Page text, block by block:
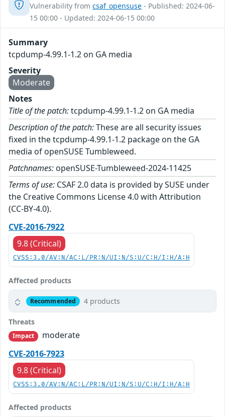
Vulnerability from csaf_opensuse - Published: 2024-06-
15 00:00 - Updated: 2024-06-15 00:00
Summary
tcpdump-4.99.1-1.2 on GA media
Severity
Moderate
Notes
Title of the patch:tcpdump-4.99.1-1.2 on GA media
Description of the patch:These are all security issues
fixed in the tcpdump-4.99.1-1.2 package on the GA
media of openSUSE Tumbleweed.
Patchnames: openSUSE-Tumbleweed-2024-11425
Terms of use: CSAF 2.0 data is provided by SUSE under
the Creative Commons License 4.0 with Attribution
(CC-BY-4.0).
CVE-2016-7922
9.8 (Critical)
CVSS:3.0/AV:N/AC:L/PR:N/UI:N/S:U/C:H/I:H/A:H
Affected products
Recommended 4 products
Threats
Impact
moderate
CVE-2016-7923
9.8 (Critical)
CVSS:3.0/AV:N/AC:L/PR:N/UI:N/S:U/C:H/I:H/A:H
Affected products